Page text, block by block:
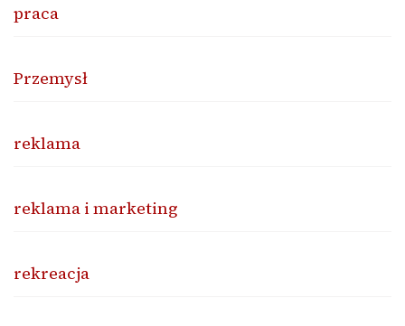
praca
Przemysł
reklama
reklama i marketing
rekreacja